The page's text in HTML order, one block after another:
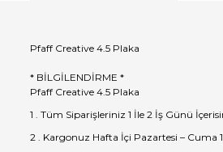
Pfaff Creative 4.5 Plaka
* BİLGİLENDİRME *
Pfaff Creative 4.5 Plaka
1 . Tüm Siparişleriniz 1 İle 2 İş Günü
2 . Kargonuz Hafta İçi Pazartesi – Cuma